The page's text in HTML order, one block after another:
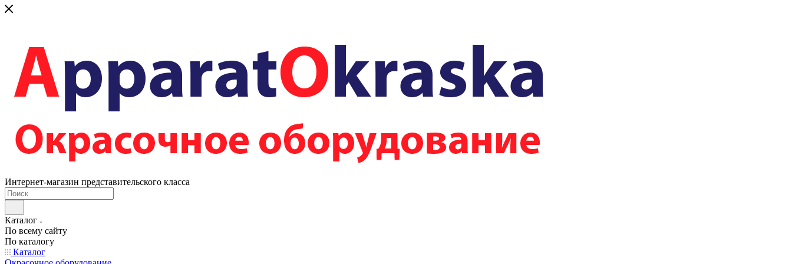
Интернет-магазин представительского класса
Каталог
По всему сайту
По каталогу
Каталог